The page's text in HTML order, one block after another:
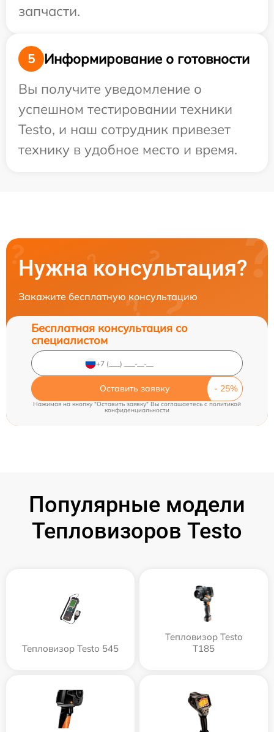
запчасти.
5
Информирование о готовности
Вы получите уведомление о
успешном тестировании техники
Testo, и наш сотрудник привезет
технику в удобное место и время.
Нужна консультация?
Закажите бесплатную консультацию
Бесплатная консультация со
специалистом
Оставить заявку
Нажимая на кнопку "Оставить заявку" Вы соглашаетесь cполитикой
конфиденциальности
Популярные модели
Тепловизоров Testo
Тепловизор Testo 545
Тепловизор Testo
T185